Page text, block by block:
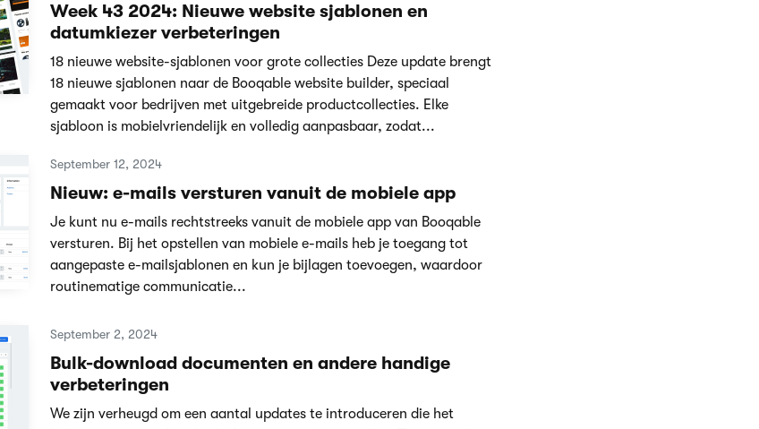
Week 43 2024: Nieuwe website sjablonen en
datumkiezer verbeteringen
18 nieuwe website-sjablonen voor grote collecties Deze update brengt
18 nieuwe sjablonen naar de Booqable website builder, speciaal
gemaakt voor bedrijven met uitgebreide productcollecties. Elke
sjabloon is mobielvriendelijk en volledig aanpasbaar, zodat...
September 12, 2024
Nieuw: e-mails versturen vanuit de mobiele app
Je kunt nu e-mails rechtstreeks vanuit de mobiele app van Booqable
versturen. Bij het opstellen van mobiele e-mails heb je toegang tot
aangepaste e-mailsjablonen en kun je bijlagen toevoegen, waardoor
routinematige communicatie...
September 2, 2024
Bulk-download documenten en andere handige
verbeteringen
We zijn verheugd om een aantal updates te introduceren die het